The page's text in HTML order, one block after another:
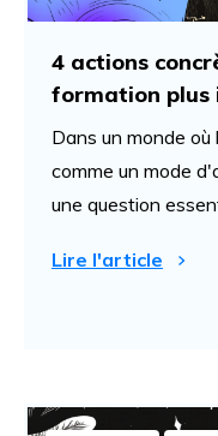
4 actions
formation plus
Dans un monde
comme un mode
une question
Lire l'article